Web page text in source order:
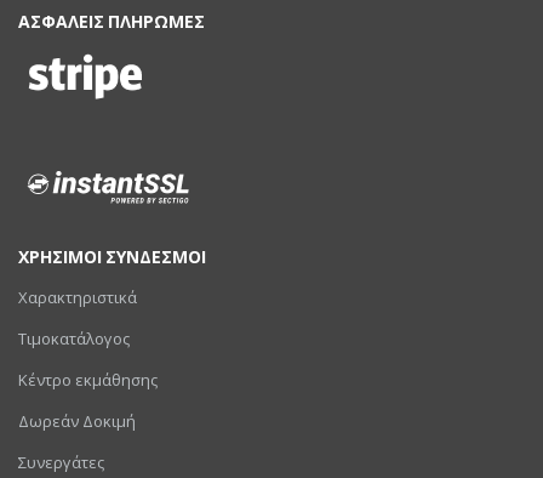
ΑΣΦΑΛΕΙΣ ΠΛΗΡΩΜΕΣ
ΧΡΗΣΙΜΟΙ ΣΥΝΔΕΣΜΟΙ
Χαρακτηριστικά
Τιμοκατάλογος
Κέντρο εκμάθησης
Δωρεάν Δοκιμή
Συνεργάτες